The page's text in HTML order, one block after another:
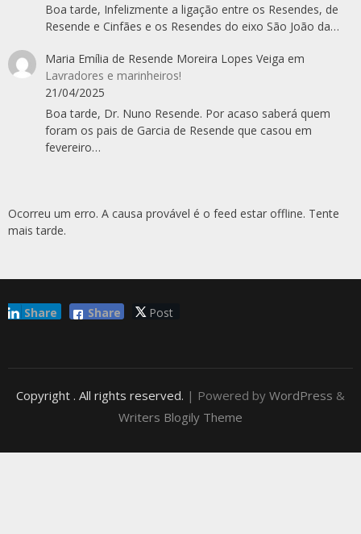
Boa tarde, Infelizmente a ligação entre os Resendes, de
Resende e Cinfães e os Resendes do eixo São João da…
Maria Emília de Resende Moreira Lopes Veiga em
Lavradores e marinheiros!
21/04/2025
Boa tarde, Dr. Nuno Resende. Por acaso saberá quem
foram os pais de Garcia de Resende que casou em
fevereiro…
Ocorreu um erro. A causa provável é o feed estar offline. Tente
mais tarde.
Share Post
Share
Copyright . All rights reserved. | Powered by WordPress &
Writers Blogily Theme